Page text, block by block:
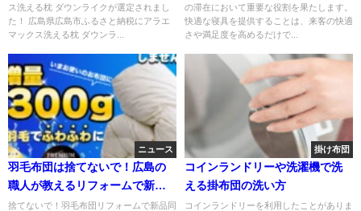
ス洗える枕 ダウンライクが選定されまし
た！ 広島県広島市ふるさと納税にアラエ
マックス洗える枕 ダウンラ...
の滞在において重要な役割を果たします。
快適な寝具を提供することは、来客の快適
さや満足度を高めるだけで...
ニュース
羽毛布団は捨てないで！広島の
職人が教えるリフォームで新品
同様に蘇る秘訣
捨てないで！羽毛布団リフォームで新品同
掛け布団
コインランドリーや洗濯機で洗
える掛布団の洗い方
コインランドリーを利用したことがありま